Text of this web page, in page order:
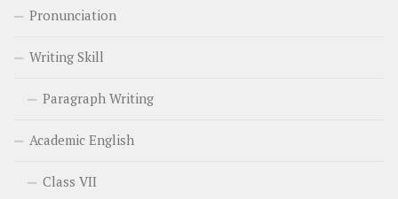
Pronunciation
Writing Skill
Paragraph Writing
Academic English
Class VII